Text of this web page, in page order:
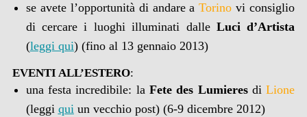
se avete l’opportunità di andare aTorinovi consiglio
di cercare i luoghi illuminati dalleLuci d’Artista
(leggi qui) (fino al 13 gennaio 2013)
EVENTI ALL’ESTERO:
una festa incredibile: la Fete des LumieresdiLione
(leggi quiun vecchio post) (6-9 dicembre 2012)